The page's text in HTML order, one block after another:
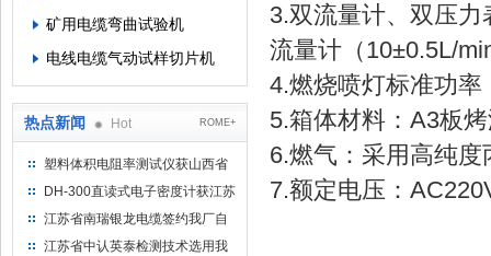
矿用电缆弯曲试验机
电线电缆气动试样切片机
热点新闻 Hot ROME+
塑料体积电阻率测试仪获山西省
水利机械厂选用
DH-300直读式电子密度计获江苏
省苏州市安信塑业选用
江苏省南瑞银龙电缆签约我厂自
然换气老化箱等电缆检测设备
江苏省中认英泰检测技术选用我
3.双流量计、双压
流量计（10±0.5L/
4.燃烧喷灯标准功率
5.箱体材料：A3板
6.燃气：采用高纯
7.额定电压：